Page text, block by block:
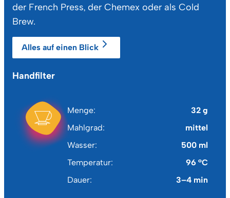
der French Press, der Chemex oder als Cold
Brew.
Alles auf einen Blick
Handfilter
Menge
32 g
Mahlgrad
mittel
Wasser
500 ml
Temperatur
96 °C
Dauer
3–4 min